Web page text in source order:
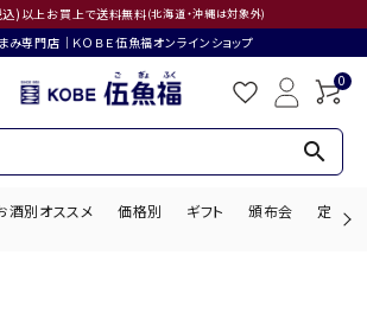
)以上お買上で送料無料(北海道・沖縄は対象外)
専門店│ＫＯＢＥ伍魚福オンラインショップ
0
search
酒別オススメ 価格別 ギフト 頒布会 定期購